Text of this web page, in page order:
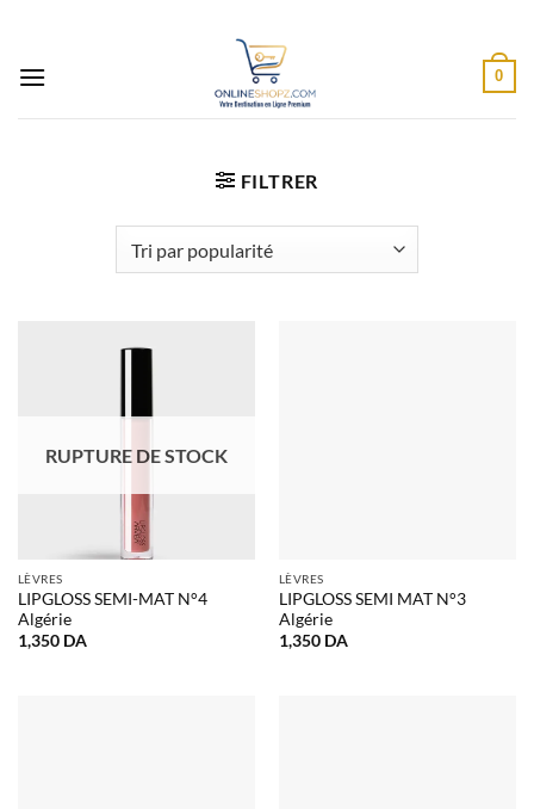
contenu
0
FILTRER
RUPTURE DE STOCK
LÈVRES
LIPGLOSS SEMI-MAT N°4
Algérie
1,350 DA
LÈVRES
LIPGLOSS SEMI MAT N°3
Algérie
1,350 DA